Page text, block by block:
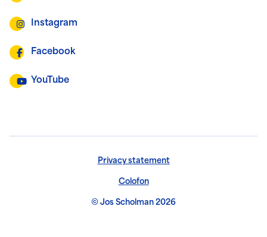
Instagram
Facebook
YouTube
Privacy statement
Colofon
© Jos Scholman 2026